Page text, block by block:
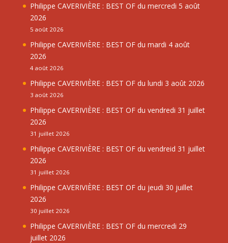
Philippe CAVERIVIÈRE : BEST OF du mercredi 5 août
2026
5 août 2026
Philippe CAVERIVIÈRE : BEST OF du mardi 4 août
2026
4 août 2026
Philippe CAVERIVIÈRE : BEST OF du lundi 3 août 2026
3 août 2026
Philippe CAVERIVIÈRE : BEST OF du vendredi 31 juillet
2026
31 juillet 2026
Philippe CAVERIVIÈRE : BEST OF du vendreid 31 juillet
2026
31 juillet 2026
Philippe CAVERIVIÈRE : BEST OF du jeudi 30 juillet
2026
30 juillet 2026
Philippe CAVERIVIÈRE : BEST OF du mercredi 29
juillet 2026